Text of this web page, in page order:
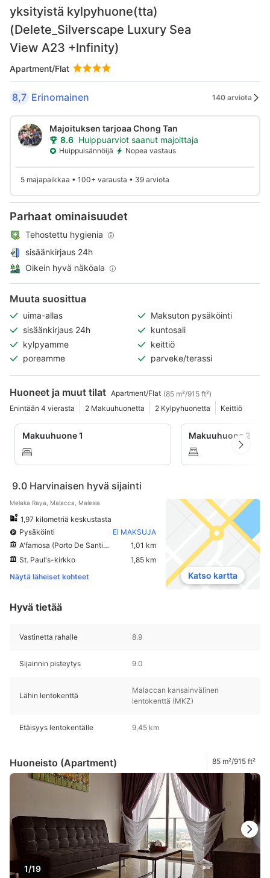
yksityistä kylpyhuone(tta)
(Delete_Silverscape Luxury Sea
View A23 +Infinity)
Apartment/Flat
8,7 Erinomainen 140 arviota
Majoituksen tarjoaa Chong Tan
8.6 Huippuarviot saanut majoittaja
Huippuisännöijä Nopea vastaus
5 majapaikkaa • 100+ varausta • 39 arviota
Parhaat ominaisuudet
Tehostettu hygienia
sisäänkirjaus 24h
Oikein hyvä näköala
Muuta suosittua
uima-allas
Maksuton pysäköinti
sisäänkirjaus 24h
kuntosali
kylpyamme
keittiö
poreamme
parveke/terassi
Huoneet ja muut tilat Apartment/Flat (85 m²/915 ft²)
Enintään 4 vierasta
2 Makuuhuonetta 2 Kylpyhuonetta Keittiö
Makuuhuone 1 Makuuhuone 2
9.0 Harvinaisen hyvä sijainti
Melaka Raya, Malacca, Malesia
1,97 kilometriä keskustasta
Pysäköinti
EI MAKSUJA
A'famosa (Porto De Santiago)
1,01 km
St. Paul's-kirkko
1,85 km
Näytä läheiset kohteet
Katso kartta
Hyvä tietää
Vastinetta rahalle 8.9
Sijainnin pisteytys 9.0
Lähin lentokenttä
Malaccan kansainvälinen
lentokenttä (MKZ)
Etäisyys lentokentälle 9,45 km
Huoneisto (Apartment) 85 m²/915 ft²
1/19